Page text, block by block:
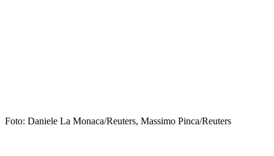
Foto: Daniele La Monaca/Reuters, Massimo Pinca/Reuters